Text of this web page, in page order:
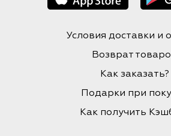
Условия доставки и
Возврат
Как заказать?
Подарки при
Как получить